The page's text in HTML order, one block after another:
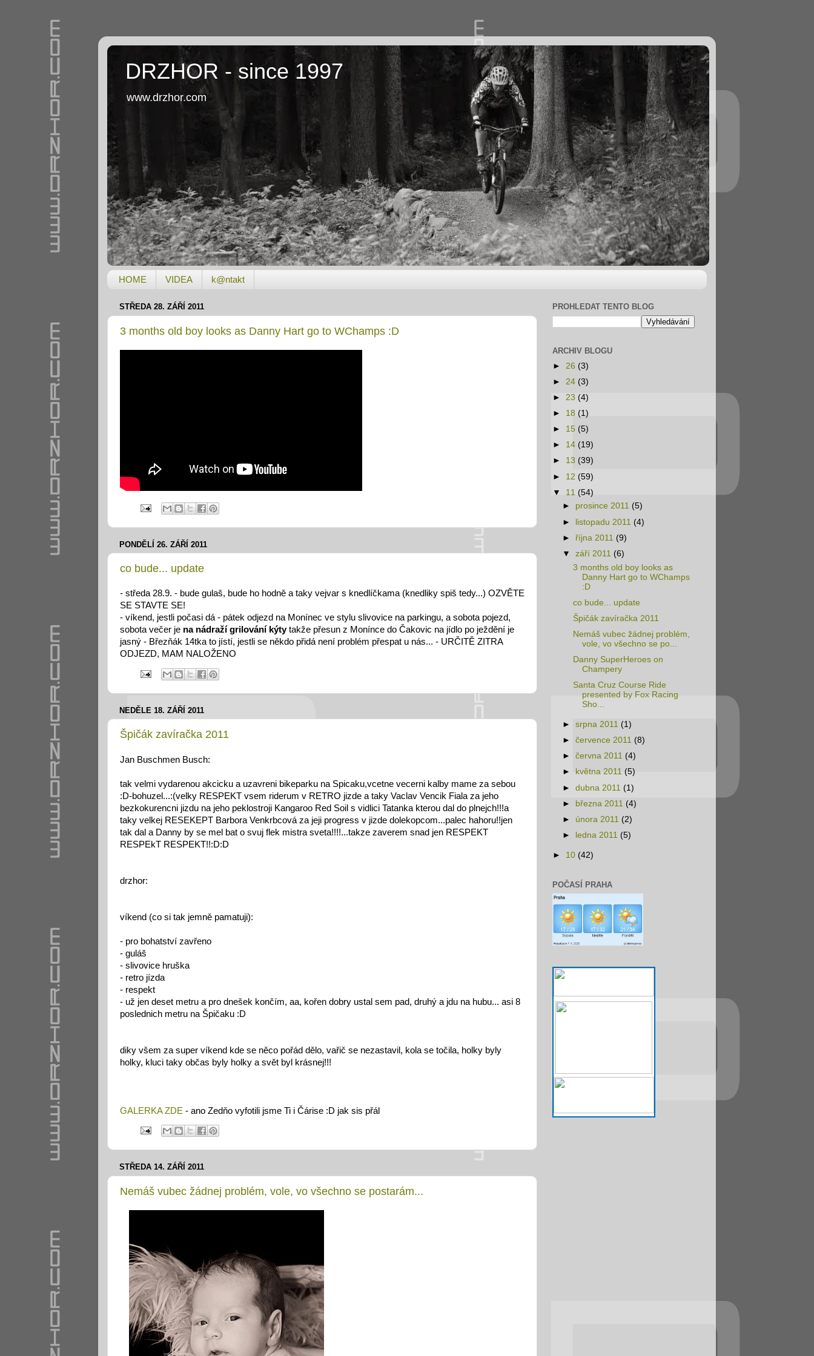
DRZHOR - since 1997
www.drzhor.com
HOME VIDEA k@ntakt
STŘEDA 28. ZÁŘÍ 2011
3 months old boy looks as Danny Hart go to WChamps :D
PONDĚLÍ 26. ZÁŘÍ 2011
co bude... update
- středa 28.9. - bude gulaš, bude ho hodně a taky vejvar s knedlíčkama (knedliky spiš tedy...) OZVĚTE
SE STAVTE SE!
- víkend, jestli počasi dá - pátek odjezd na Monínec ve stylu slivovice na parkingu, a sobota pojezd,
sobota večer je na nádraží grilování kýtytakže přesun z Monínce do Čakovic na jídlo po ježdění je
jasný - Březňák 14tka to jístí, jestli se někdo přidá není problém přespat u nás... - URČITĚ ZITRA
ODJEZD, MAM NALOŽENO
NEDĚLE 18. ZÁŘÍ 2011
Špičák zavíračka 2011
Jan Buschmen Busch:
tak velmi vydarenou akcicku a uzavreni bikeparku na Spicaku,vcetne vecerni kalby mame za sebou
:D-bohuzel...:(velky RESPEKT vsem riderum v RETRO jizde a taky Vaclav Vencik Fiala za jeho
bezkokurencni jizdu na jeho peklostroji Kangaroo Red Soil s vidlici Tatanka kterou dal do plnejch!!!a
taky velkej RESEKEPT Barbora Venkrbcová za jeji progress v jizde dolekopcom...palec hahoru!!jen
tak dal a Danny by se mel bat o svuj flek mistra sveta!!!!...takze zaverem snad jen RESPEKT
RESPEkT RESPEKT!!:D:D
drzhor:
víkend (co si tak jemně pamatuji):
- pro bohatství zavřeno
- guláš
- slivovice hruška
- retro jízda
- respekt
- už jen deset metru a pro dnešek končím, aa, kořen dobry ustal sem pad, druhý a jdu na hubu... asi 8
poslednich metru na Špičaku :D
diky všem za super víkend kde se něco pořád dělo, vařič se nezastavil, kola se točila, holky byly
holky, kluci taky občas byly holky a svět byl krásnej!!!
GALERKA ZDE - ano Zedňo vyfotili jsme Ti i Čárise :D jak sis přál
STŘEDA 14. ZÁŘÍ 2011
Nemáš vubec žádnej problém, vole, vo všechno se postarám...
PROHLEDAT TENTO BLOG
ARCHIV BLOGU
► 26 (3)
► 24 (3)
► 23 (4)
► 18 (1)
► 15 (5)
► 14 (19)
► 13 (39)
► 12 (59)
▼ 11 (54)
► prosince 2011 (5)
► listopadu 2011 (4)
►října 2011 (9)
▼září 2011 (6)
3 months old boy looks as
Danny Hart go to WChamps
:D
co bude... update
Špičák zavíračka 2011
Nemáš vubec žádnej problém,
vole, vo všechno se po...
Danny SuperHeroes on
Champery
Santa Cruz Course Ride
presented by Fox Racing
Sho...
►srpna 2011 (1)
►července 2011 (8)
►června 2011 (4)
►
května 2011 (5)
►dubna 2011 (1)
► března 2011 (4)
► února 2011 (2)
►
ledna 2011 (5)
► 10 (42)
POČASÍ PRAHA